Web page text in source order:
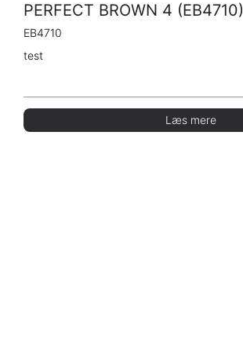
PERFECT BROWN 4 (EB4710)
EB4710
test
Læs mere